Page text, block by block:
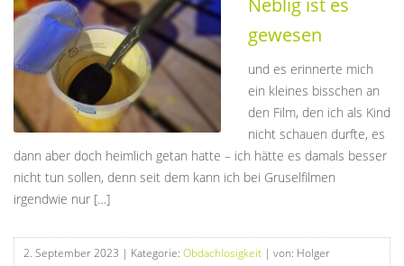
Neblig ist es
gewesen
und es erinnerte mich
ein kleines bisschen an
den Film, den ich als Kind
nicht schauen durfte, es
dann aber doch heimlich getan hatte – ich hätte es damals besser
nicht tun sollen, denn seit dem kann ich bei Gruselfilmen
irgendwie nur […]
2. September 2023 | Kategorie: Obdachlosigkeit | von: Holger